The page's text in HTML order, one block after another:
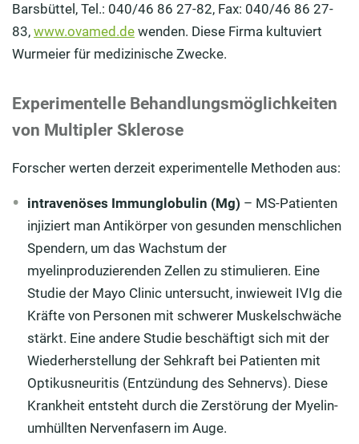
Barsbüttel, Tel.: 040/46 86 27-82, Fax: 040/46 86 27-
83, www.ovamed.de wenden. Diese Firma kultuviert
Wurmeier für medizinische Zwecke.
Experimentelle Behandlungsmöglichkeiten
von Multipler Sklerose
Forscher werten derzeit experimentelle Methoden aus:
intravenöses Immunglobulin (Mg) – MS-Patienten
injiziert man Antikörper von gesunden menschlichen
Spendern, um das Wachstum der
myelinproduzierenden Zellen zu stimulieren. Eine
Studie der Mayo Clinic untersucht, inwieweit IVIg die
Kräfte von Personen mit schwerer Muskelschwäche
stärkt. Eine andere Studie beschäftigt sich mit der
Wiederherstellung der Sehkraft bei Patienten mit
Optikusneuritis (Entzündung des Sehnervs). Diese
Krankheit entsteht durch die Zerstörung der Myelin-
umhüllten Nervenfasern im Auge.